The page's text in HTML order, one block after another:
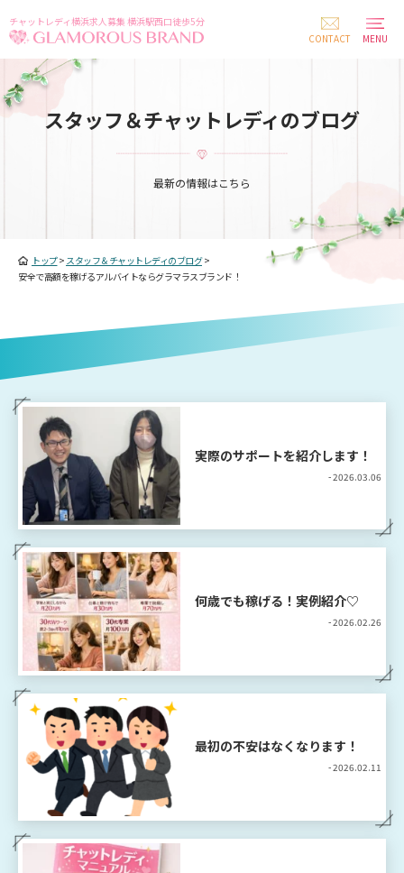
チャットレディ横浜求人募集 横浜駅西口徒歩5分
CONTACT
MENU
スタッフ＆チャットレディのブログ
最新の情報はこちら
トップ> スタッフ＆チャットレディのブログ>
安全で高額を稼げるアルバイトならグラマラスブランド！
実際のサポートを紹介します！
- 2026.03.06
何歳でも稼げる！実例紹介♡
- 2026.02.26
最初の不安はなくなります！
- 2026.02.11